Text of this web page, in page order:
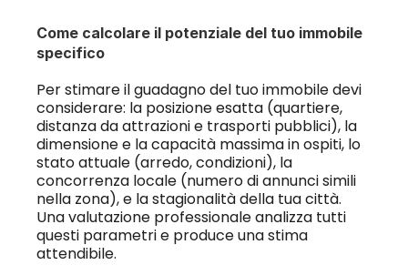
Come calcolare il potenziale del tuo immobile
specifico
Per stimare il guadagno del tuo immobile devi
considerare: la posizione esatta (quartiere,
distanza da attrazioni e trasporti pubblici), la
dimensione e la capacità massima in ospiti, lo
stato attuale (arredo, condizioni), la
concorrenza locale (numero di annunci simili
nella zona), e la stagionalità della tua città.
Una valutazione professionale analizza tutti
questi parametri e produce una stima
attendibile.